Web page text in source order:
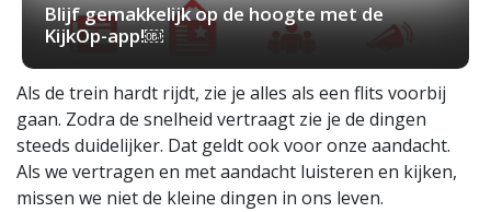
Blijf gemakkelijk op de hoogte met de
KijkOp-app!￼
Als de trein hardt rijdt, zie je alles als een flits voorbij
gaan. Zodra de snelheid vertraagt zie je de dingen
steeds duidelijker. Dat geldt ook voor onze aandacht.
Als we vertragen en met aandacht luisteren en kijken,
missen we niet de kleine dingen in ons leven.